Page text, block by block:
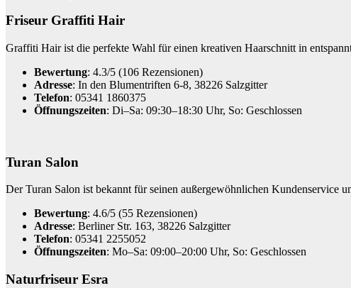
Friseur Graffiti Hair
Graffiti Hair ist die perfekte Wahl für einen kreativen Haarschnitt in
Bewertung: 4.3/5 (106 Rezensionen)
Adresse: In den Blumentriften 6-8, 38226 Salzgitter
Telefon: 05341 1860375
Öffnungszeiten: Di–Sa: 09:30–18:30 Uhr, So: Geschlossen
Turan Salon
Der Turan Salon ist bekannt für seinen außergewöhnlichen Kundenservice
Bewertung: 4.6/5 (55 Rezensionen)
Adresse: Berliner Str. 163, 38226 Salzgitter
Telefon: 05341 2255052
Öffnungszeiten: Mo–Sa: 09:00–20:00 Uhr, So: Geschlossen
Naturfriseur Esra